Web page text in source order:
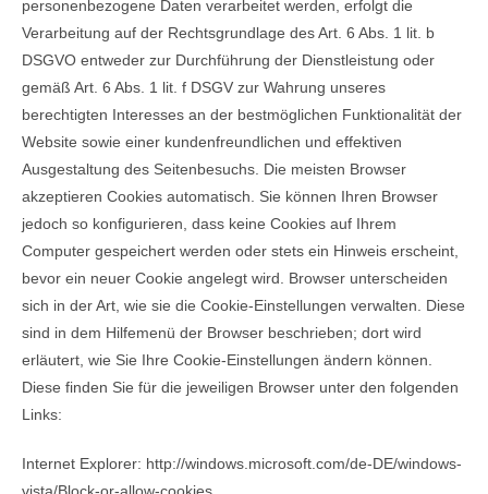
personenbezogene Daten verarbeitet werden, erfolgt die
Verarbeitung auf der Rechtsgrundlage des Art. 6 Abs. 1 lit. b
DSGVO entweder zur Durchführung der Dienstleistung oder
gemäß Art. 6 Abs. 1 lit. f DSGV zur Wahrung unseres
berechtigten Interesses an der bestmöglichen Funktionalität der
Website sowie einer kundenfreundlichen und effektiven
Ausgestaltung des Seitenbesuchs. Die meisten Browser
akzeptieren Cookies automatisch. Sie können Ihren Browser
jedoch so konfigurieren, dass keine Cookies auf Ihrem
Computer gespeichert werden oder stets ein Hinweis erscheint,
bevor ein neuer Cookie angelegt wird. Browser unterscheiden
sich in der Art, wie sie die Cookie-Einstellungen verwalten. Diese
sind in dem Hilfemenü der Browser beschrieben; dort wird
erläutert, wie Sie Ihre Cookie-Einstellungen ändern können.
Diese finden Sie für die jeweiligen Browser unter den folgenden
Links:
Internet Explorer: http://windows.microsoft.com/de-DE/windows-
vista/Block-or-allow-cookies